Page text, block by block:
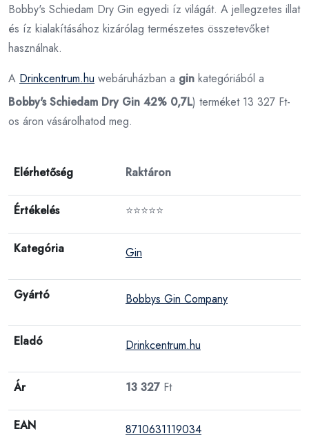
Bobby's Schiedam Dry Gin egyedi íz világát. A jellegzetes illat
és íz kialakításához kizárólag természetes összetevőket
használnak.
A Drinkcentrum.hu webáruházban a gin kategóriából a
Bobby's Schiedam Dry Gin 42% 0,7L) terméket 13 327 Ft-
os áron vásárolhatod meg.
Elérhetőség Raktáron
Értékelés ⭐⭐⭐⭐⭐
Kategória Gin
Gyártó Bobbys Gin Company
Eladó Drinkcentrum.hu
Ár 13 327 Ft
EAN 8710631119034